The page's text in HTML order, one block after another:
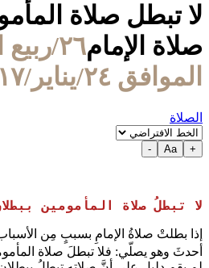
لا تبطل صلاة
صلاة الإمام
الموافق ٢٤/يناير/٢٠١٧
الصلاة
+
Aa
-
لا تبطلُ صلاة المأمومين
إذا بطلتْ صلاةُ الإمامِ بسببٍ مِن
أحدثَ وهو يصلّي: فلا تبطلَ صلاة